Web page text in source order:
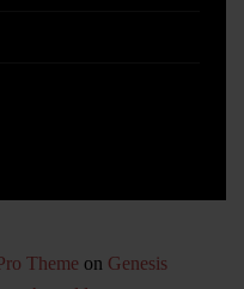
Theme on Genesis